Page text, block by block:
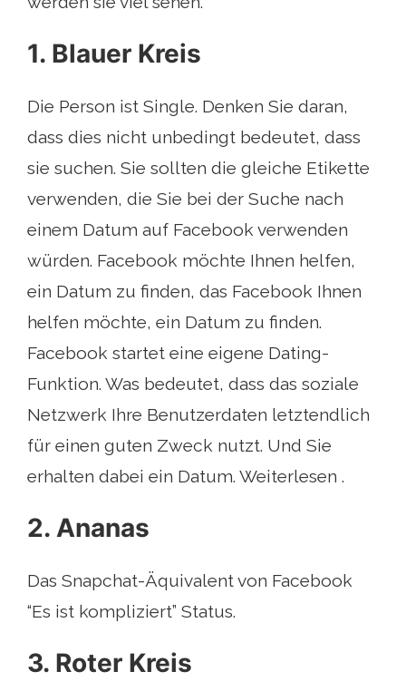
1. Blauer Kreis
Die Person ist Single. Denken Sie daran,
dass dies nicht unbedingt bedeutet, dass
sie suchen. Sie sollten die gleiche Etikette
verwenden, die Sie bei der Suche nach
einem Datum auf Facebook verwenden
würden. Facebook möchte Ihnen helfen,
ein Datum zu finden, das Facebook Ihnen
helfen möchte, ein Datum zu finden.
Facebook startet eine eigene Dating-
Funktion. Was bedeutet, dass das soziale
Netzwerk Ihre Benutzerdaten letztendlich
für einen guten Zweck nutzt. Und Sie
erhalten dabei ein Datum. Weiterlesen .
2. Ananas
Das Snapchat-Äquivalent von Facebook
“Es ist kompliziert” Status.
3. Roter Kreis